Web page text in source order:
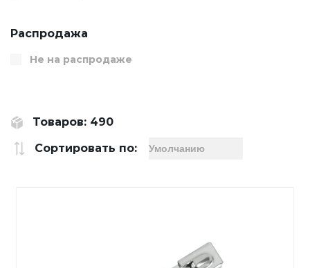
Распродажа
Не на распродаже
Товаров: 490
Сортировать по: